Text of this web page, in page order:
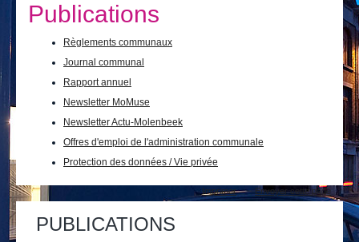
Publications
Actualités
Actualités
Publications
Règlements communaux
Journal communal
Rapport annuel
Newsletter MoMuse
Newsletter Actu-Molenbeek
Offres d'emploi de l'administration communale
Protection des données / Vie privée
sur
document
Imprimer Envoyer cette page
PUBLICATIONS